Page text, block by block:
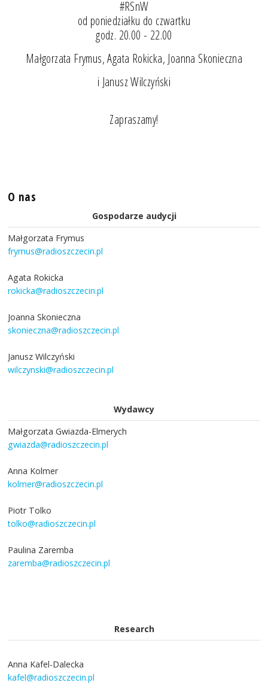
#RSnW
od poniedziałku do czwartku
godz. 20.00 - 22.00
Małgorzata Frymus, Agata Rokicka, Joanna Skonieczna
i Janusz Wilczyński
Zapraszamy!
O nas
Gospodarze audycji
Małgorzata Frymus
frymus@radioszczecin.pl
Agata Rokicka
rokicka@radioszczecin.pl
Joanna Skonieczna
skonieczna@radioszczecin.pl
Janusz Wilczyński
wilczynski@radioszczecin.pl
Wydawcy
Małgorzata Gwiazda-Elmerych
gwiazda@radioszczecin.pl
Anna Kolmer
kolmer@radioszczecin.pl
Piotr Tolko
tolko@radioszczecin.pl
Paulina Zaremba
zaremba@radioszczecin.pl
Research
Anna Kafel-Dalecka
kafel@radioszczecin.pl